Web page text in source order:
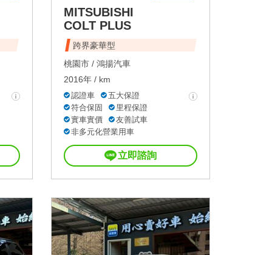
MITSUBISHI
COLT PLUS
跨界豪華型
桃園市 / 鴻揚汽車
2016年 / km
認證車
五大保證
符合保固
里程保證
實車實價
友善試車
非多元化營業用車
立即諮詢